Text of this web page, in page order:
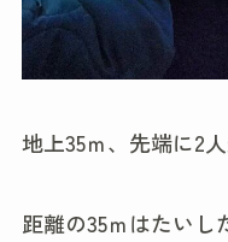
地上35ｍ、先端に2人
距離の35ｍはたいし